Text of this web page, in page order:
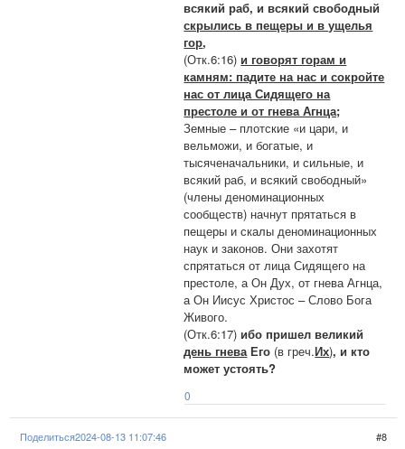
всякий раб, и всякий свободный
скрылись в пещеры и в ущелья
гор,
(Отк.6:16) и говорят горам и
камням: падите на нас и сокройте
нас от лица Сидящего на
престоле и от гнева Агнца;
Земные – плотские «и цари, и
вельможи, и богатые, и
тысяченачальники, и сильные, и
всякий раб, и всякий свободный»
(члены деноминационных
сообществ) начнут прятаться в
пещеры и скалы деноминационных
наук и законов. Они захотят
спрятаться от лица Сидящего на
престоле, а Он Дух, от гнева Агнца,
а Он Иисус Христос – Слово Бога
Живого.
(Отк.6:17) ибо пришел великий
день гневаЕго (в греч.Их), и кто
может устоять?
0
Поделиться 8
2024-08-13 11:07:46